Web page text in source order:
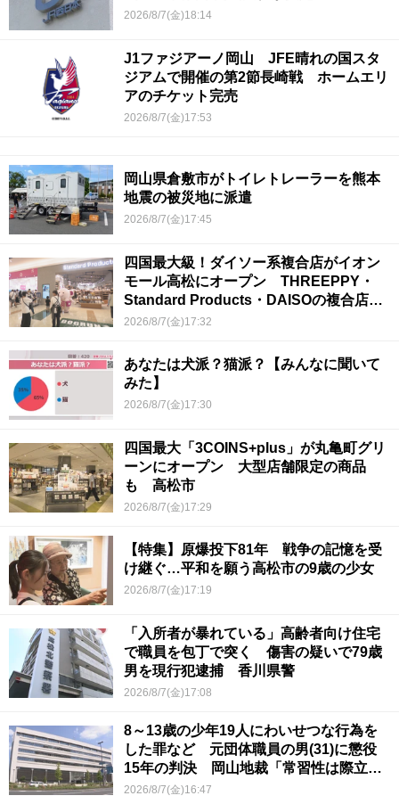
2026/8/7(金)18:14
J1ファジアーノ岡山 JFE晴れの国スタ
ジアムで開催の第2節長崎戦 ホームエリ
アのチケット完売
2026/8/7(金)17:53
岡山県倉敷市がトイレトレーラーを熊本
地震の被災地に派遣
2026/8/7(金)17:45
四国最大級！ダイソー系複合店がイオン
モール高松にオープン THREEPPY・
Standard Products・DAISOの複合店は
香川県初
2026/8/7(金)17:32
あなたは犬派？猫派？【みんなに聞いて
みた】
2026/8/7(金)17:30
四国最大「3COINS+plus」が丸亀町グリ
ーンにオープン 大型店舗限定の商品
も 高松市
2026/8/7(金)17:29
【特集】原爆投下81年 戦争の記憶を受
け継ぐ…平和を願う高松市の9歳の少女
2026/8/7(金)17:19
「入所者が暴れている」高齢者向け住宅
で職員を包丁で突く 傷害の疑いで79歳
男を現行犯逮捕 香川県警
2026/8/7(金)17:08
8～13歳の少年19人にわいせつな行為を
した罪など 元団体職員の男(31)に懲役
15年の判決 岡山地裁「常習性は際立っ
ていて被害結果も非常に重い」
2026/8/7(金)16:47